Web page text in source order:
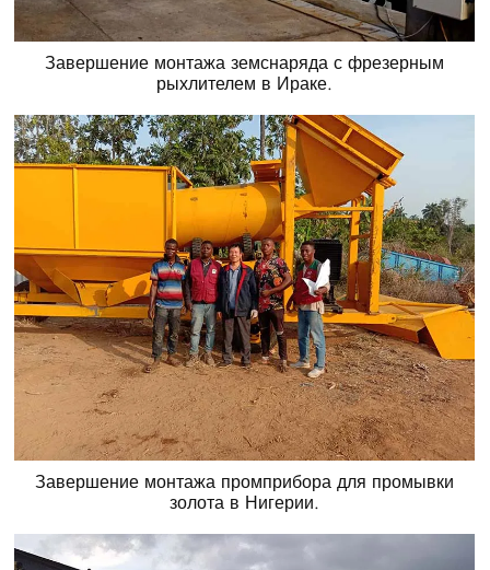
Завершение монтажа земснаряда с фрезерным
рыхлителем в Ираке.
Завершение монтажа промприбора для промывки
золота в Нигерии.